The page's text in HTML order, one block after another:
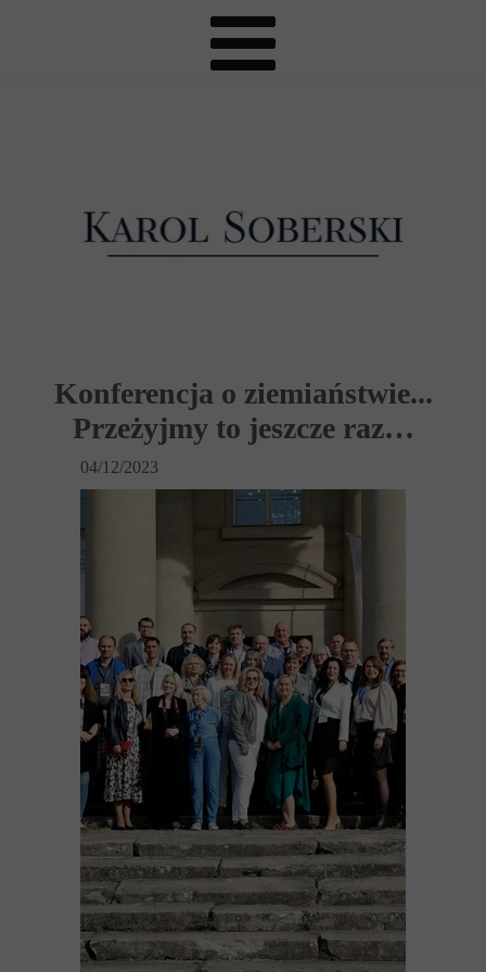
04/12/2023
Konferencja o ziemiaństwie...
Przeżyjmy to jeszcze raz…